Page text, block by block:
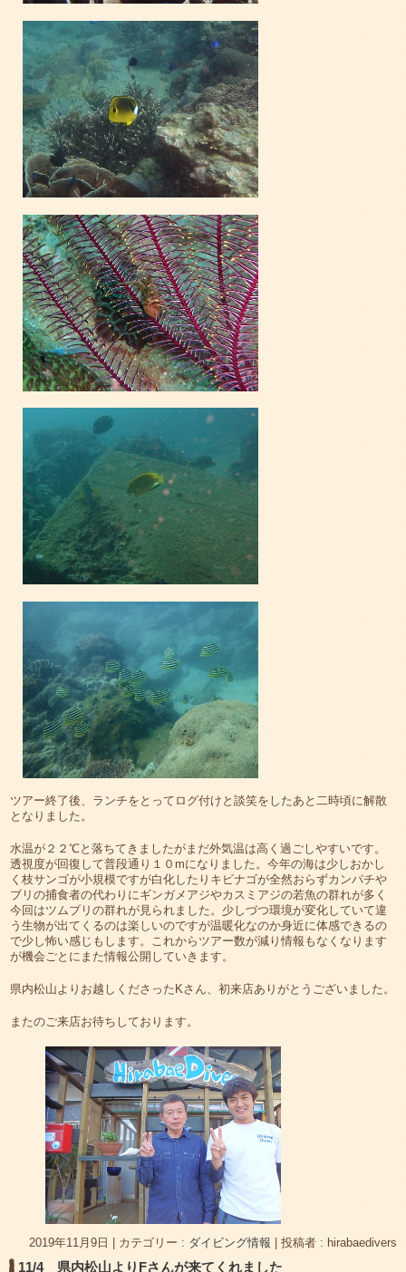
ツアー終了後、ランチをとってログ付けと談笑をしたあと二時頃に解散
となりました。
水温が２２℃と落ちてきましたがまだ外気温は高く過ごしやすいです。
透視度が回復して普段通り１０mになりました。今年の海は少しおかし
く枝サンゴが小規模ですが白化したりキビナゴが全然おらずカンパチや
ブリの捕食者の代わりにギンガメアジやカスミアジの若魚の群れが多く
今回はツムブリの群れが見られました。少しづつ環境が変化していて違
う生物が出てくるのは楽しいのですが温暖化なのか身近に体感できるの
で少し怖い感じもします。これからツアー数が減り情報もなくなります
が機会ごとにまた情報公開していきます。
県内松山よりお越しくださったKさん、初来店ありがとうございました。
またのご来店お待ちしております。
2019年11月9日 | カテゴリー : ダイビング情報 | 投稿者 : hirabaedivers
11/4 県内松山よりFさんが来てくれました